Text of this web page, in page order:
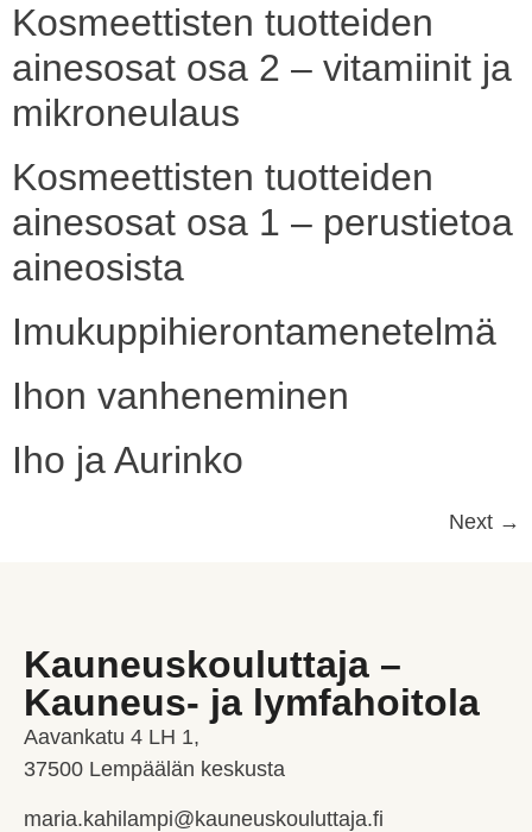
Kosmeettisten tuotteiden
ainesosat osa 2 – vitamiinit ja
mikroneulaus
Kosmeettisten tuotteiden
ainesosat osa 1 – perustietoa
aineosista
Imukuppihierontamenetelmä
Ihon vanheneminen
Iho ja Aurinko
Next →
Kauneuskouluttaja –
Kauneus- ja lymfahoitola
Aavankatu 4 LH 1,
37500 Lempäälän keskusta
maria.kahilampi@kauneuskouluttaja.fi